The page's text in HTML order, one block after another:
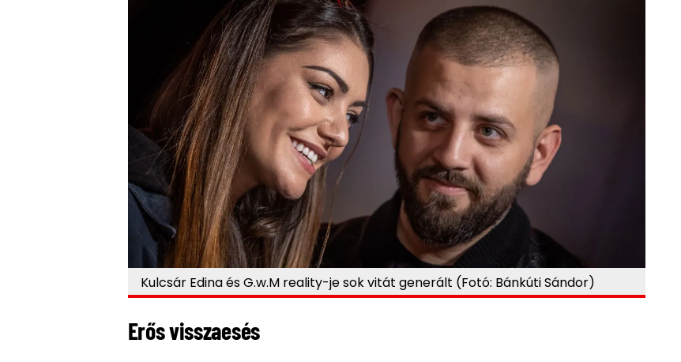
Kulcsár Edina és G.w.M reality-je sok vitát generált (Fotó: Bánkúti Sándor)
Erős visszaesés